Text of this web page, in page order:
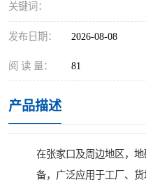
关键词：
发布日期： 2026-08-08
阅 读 量： 81
产品描述
在张家口及周边地区，
备，广泛应用于工厂、